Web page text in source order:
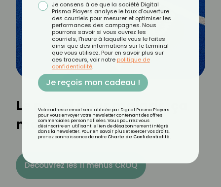
Le padel pour maigrir, ça
marche vraiment ?
Découvrez les 11 menus CROQ
Je consens à ce que la société Digital
Prisma Players analyse le taux d'ouverture
des courriels pour mesurer et optimiser les
performances des campagnes. Nous
pourrons savoir si vous ouvrez les
courriels, l'heure à laquelle vous le faites
ainsi que des informations sur le terminal
que vous utilisez. Pour en savoir plus sur
ces traceurs, voir notre politique de
confidentialité.
Je reçois mon cadeau !
Votre adresse email sera utilisée par Digital Prisma Players
pour vous envoyer votre newsletter contenant des offres
commerciales personnalisées. Vous pourrez vous
désinscrire en utilisant le lien de désabonnement intégré
dans la newsletter. Pour en savoir plus et exercer vos droits,
prenez connaissance de notre Charte de Confidentialité.